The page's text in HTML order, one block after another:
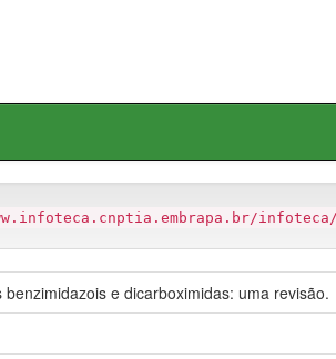
infoteca/
e dicarboximidas: uma revisão.